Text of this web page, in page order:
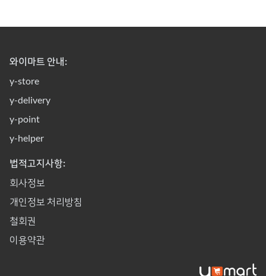
와이마트 안내:
y-store
y-delivery
y-point
y-helper
법적고지사항:
회사정보
개인정보 처리방침
철회권
이용약관